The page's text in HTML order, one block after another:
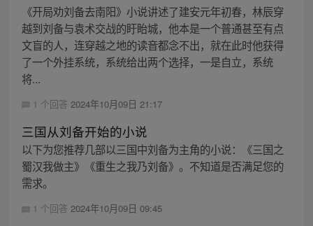
《开局劝刘备去南阳》小说讲述了建安元年初春，林辰穿
越到刘备与袁术交战的盱眙城，他本是一个普通甚至有点
文盲的人，连穿越之地的读音都念不出，就在此时他获得
了一个外挂系统，系统给出两个选择，一是自立，系统
将...
1 个回答 2024年10月09日 21:17
三国从刘备开始的小说
以下为您推荐几部以三国中刘备为主角的小说：《三国之
蜀汉我做主》《重生之我乃刘备》。不知道是否满足您的
需求。
1 个回答 2024年10月09日 09:45